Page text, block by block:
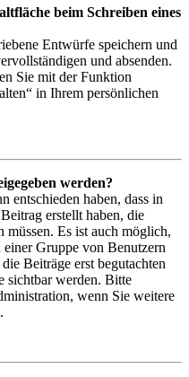
beim Schreiben eines
Entwürfe speichern und
und absenden.
Sie mit der Funktion
in Ihrem persönlichen
werden?
entschieden haben, dass in
erstellt haben, die
müssen. Es ist auch möglich,
Gruppe von Benutzern
Beiträge erst begutachten
sichtbar werden. Bitte
wenn Sie weitere